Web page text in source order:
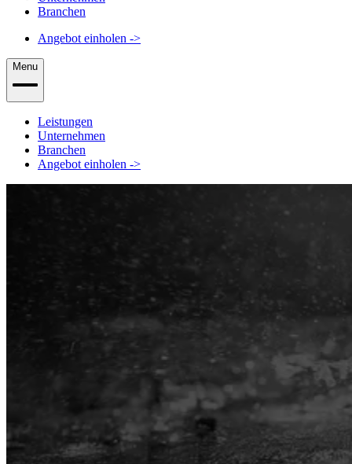
Branchen
Angebot einholen ->
Menu
Leistungen
Unternehmen
Branchen
Angebot einholen ->